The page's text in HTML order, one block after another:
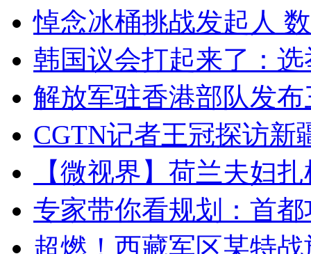
悼念冰桶挑战发起人
韩国议会打起来了：
解放军驻香港部队发
CGTN记者王冠探访新
【微视界】荷兰夫妇
专家带你看规划：首
超燃！西藏军区某特